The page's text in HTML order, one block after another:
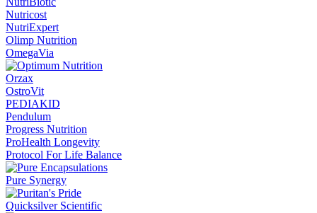
Nutricost
NutriExpert
Olimp Nutrition
OmegaVia
Orzax
OstroVit
PEDIAKID
Pendulum
Progress Nutrition
ProHealth Longevity
Protocol For Life Balance
Pure Synergy
Quicksilver Scientific